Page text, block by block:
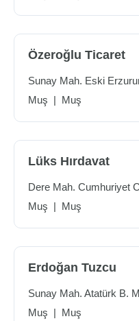
Özeroğlu Ticaret
Sunay Mah. Eski
Muş | Muş
Lüks Hırdavat
Dere Mah. Cumhuriyet
Muş | Muş
Erdoğan Tuzcu
Sunay Mah. Atatürk B.
Muş | Muş